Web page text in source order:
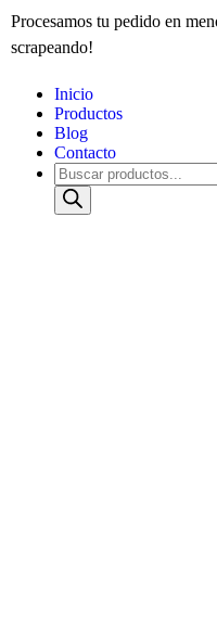
Procesamos tu pedido en
scrapeando!
Inicio
Productos
Blog
Contacto